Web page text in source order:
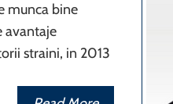
munca bine
avantaje
straini, in 2013